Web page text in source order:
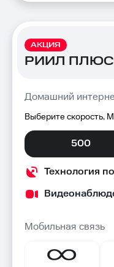
АКЦИЯ
РИИЛ ПЛЮС
Домашний
Выберите скорость,
500
Технология
Мобильная связь